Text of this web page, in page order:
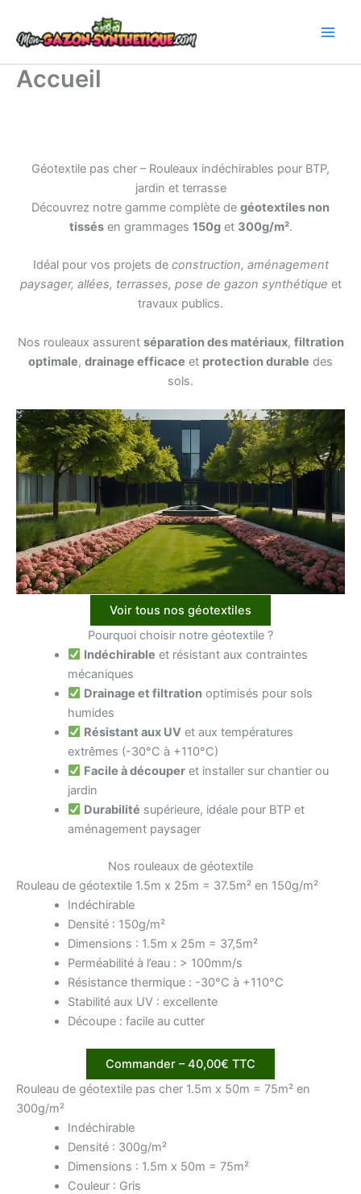
contenu
Accueil
Géotextile pas cher – Rouleaux indéchirables pour BTP,
jardin et terrasse
Découvrez notre gamme complète de géotextiles non
tissésen grammages 150get 300g/m².
Idéal pour vos projets de construction, aménagement
paysager, allées, terrasses, pose de gazon synthétique et
travaux publics.
Nos rouleaux assurent séparation des matériaux, filtration
optimale, drainage efficace et protection durable des
sols.
Voir tous nos géotextiles
Pourquoi choisir notre géotextile ?
Indéchirable et résistant aux contraintes
mécaniques
Drainage et filtration optimisés pour sols
humides
Résistant aux UV et aux températures
extrêmes (-30°C à +110°C)
Facile à découper et installer sur chantier ou
jardin
Durabilité supérieure, idéale pour BTP et
aménagement paysager
Nos rouleaux de géotextile
Rouleau de géotextile 1.5m x 25m = 37.5m² en 150g/m²
Indéchirable
Densité : 150g/m²
Dimensions : 1.5m x 25m = 37,5m²
Perméabilité à l’eau : > 100mm/s
Résistance thermique : -30°C à +110°C
Stabilité aux UV : excellente
Découpe : facile au cutter
Commander – 40,00€ TTC
Rouleau de géotextile pas cher 1.5m x 50m = 75m² en
300g/m²
Indéchirable
Densité : 300g/m²
Dimensions : 1.5m x 50m = 75m²
Couleur : Gris